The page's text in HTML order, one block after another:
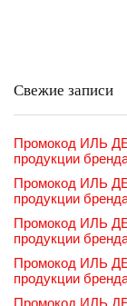
Свежие записи
Промокод ИЛЬ
продукции
Промокод ИЛЬ
продукции
Промокод ИЛЬ
продукции
Промокод ИЛЬ
продукции
Промокод ИЛЬ